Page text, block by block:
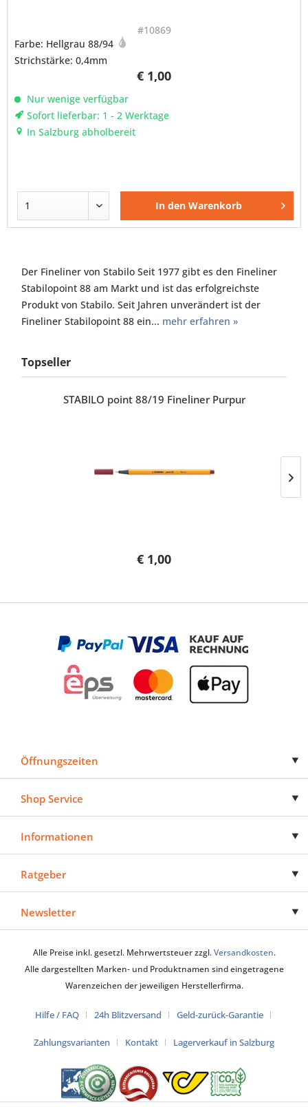
#10869
€ 1,00
Farbe: Hellgrau 88/94
Strichstärke: 0,4mm
Nur wenige verfügbar
Sofort lieferbar: 1 - 2 Werktage
In Salzburg abholbereit
In den Warenkorb
Der Fineliner von Stabilo Seit 1977 gibt es den Fineliner
Stabilopoint 88 am Markt und ist das erfolgreichste
Produkt von Stabilo. Seit Jahren unverändert ist der
Fineliner Stabilopoint 88 ein... mehr erfahren »
Topseller
STABILO point 88/19 Fineliner Purpur
€ 1,00
Öffnungszeiten
Shop Service
Informationen
Ratgeber
Newsletter
Alle Preise inkl. gesetzl. Mehrwertsteuer zzgl.Versandkosten.
Alle dargestellten Marken- und Produktnamen sind eingetragene
Warenzeichen der jeweiligen Herstellerfirma.
Hilfe / FAQ 24h Blitzversand Geld-zurück-Garantie
Zahlungsvarianten Kontakt Lagerverkauf in Salzburg